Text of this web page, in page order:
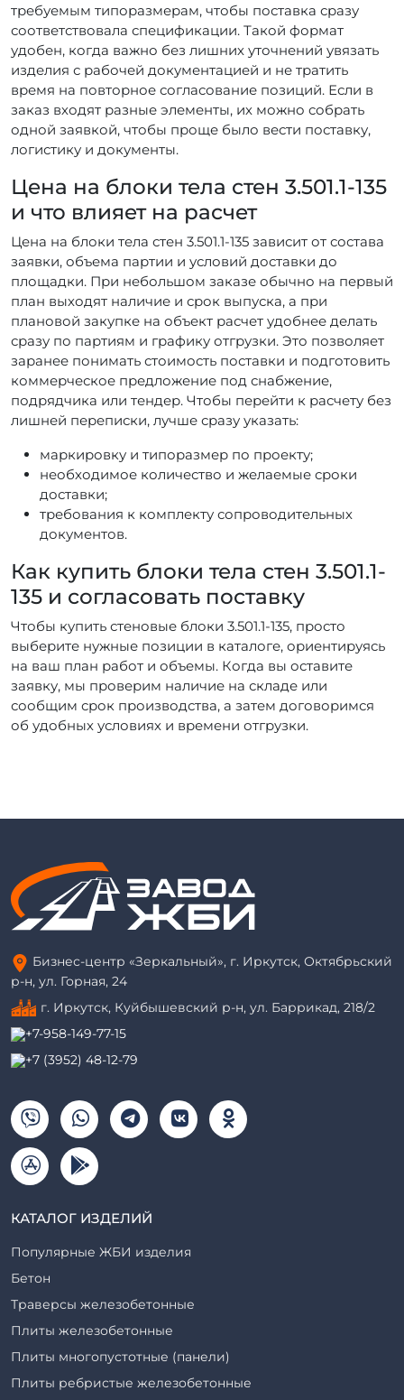
требуемым типоразмерам, чтобы поставка сразу
соответствовала спецификации. Такой формат
удобен, когда важно без лишних уточнений увязать
изделия с рабочей документацией и не тратить
время на повторное согласование позиций. Если в
заказ входят разные элементы, их можно собрать
одной заявкой, чтобы проще было вести поставку,
логистику и документы.
Цена на блоки тела стен 3.501.1-135
и что влияет на расчет
Цена на блоки тела стен 3.501.1-135 зависит от состава
заявки, объема партии и условий доставки до
площадки. При небольшом заказе обычно на первый
план выходят наличие и срок выпуска, а при
плановой закупке на объект расчет удобнее делать
сразу по партиям и графику отгрузки. Это позволяет
заранее понимать стоимость поставки и подготовить
коммерческое предложение под снабжение,
подрядчика или тендер. Чтобы перейти к расчету без
лишней переписки, лучше сразу указать:
маркировку и типоразмер по проекту;
необходимое количество и желаемые сроки
доставки;
требования к комплекту сопроводительных
документов.
Как купить блоки тела стен 3.501.1-
135 и согласовать поставку
Чтобы купить стеновые блоки 3.501.1-135, просто
выберите нужные позиции в каталоге, ориентируясь
на ваш план работ и объемы. Когда вы оставите
заявку, мы проверим наличие на складе или
сообщим срок производства, а затем договоримся
об удобных условиях и времени отгрузки.
Бизнес-центр «Зеркальный», г. Иркутск, Октябрьский
р-н, ул. Горная, 24
г. Иркутск, Куйбышевский р-н, ул. Баррикад, 218/2
+7-958-149-77-15
+7 (3952) 48-12-79
КАТАЛОГ ИЗДЕЛИЙ
Популярные ЖБИ изделия
Бетон
Траверсы железобетонные
Плиты железобетонные
Плиты многопустотные (панели)
Плиты ребристые железобетонные